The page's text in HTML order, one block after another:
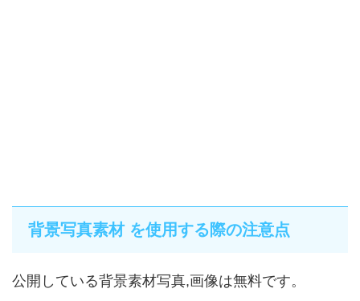
背景写真素材 を使用する際の注意点
公開している背景素材写真,画像は無料です。